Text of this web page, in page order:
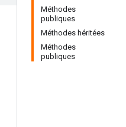
Méthodes
publiques
Méthodes héritées
Méthodes
publiques